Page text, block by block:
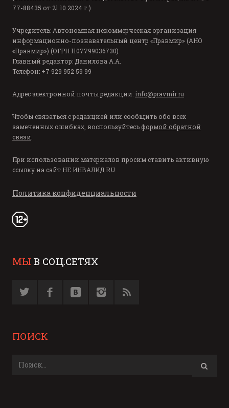
77-88435 от 21.10.2024 г.)
Учредитель: Автономная некоммерческая организация
информационно-познавательный центр «Правмир» (АНО
«Правмир») (ОГРН 1107799036730)
Главный редактор: Данилова А.А.
Телефон: +7 929 952 59 99
Адрес электронной почты редакции: info@pravmir.ru
Чтобы связаться с редакцией или сообщить обо всех
замеченных ошибках, воспользуйтесь формой обратной
связи
При использовании материалов просим ставить активную
ссылку на сайт НЕ ИНВАЛИД.RU
Политика конфиденциальности
МЫ В СОЦ.СЕТЯХ
ПОИСК